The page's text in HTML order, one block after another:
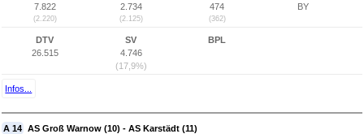
7.822
(2.220)
2.734
(2.125)
474
(362)
BY
DTV
26.515
SV
4.746
(17,9%)
BPL
Infos...
A 14 AS Groß Warnow (10) - AS Karstädt (11)